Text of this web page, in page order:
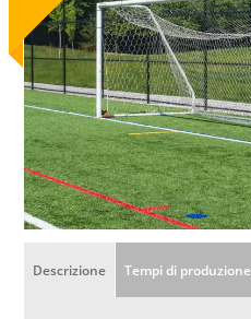
Descrizione Tempi di produzione